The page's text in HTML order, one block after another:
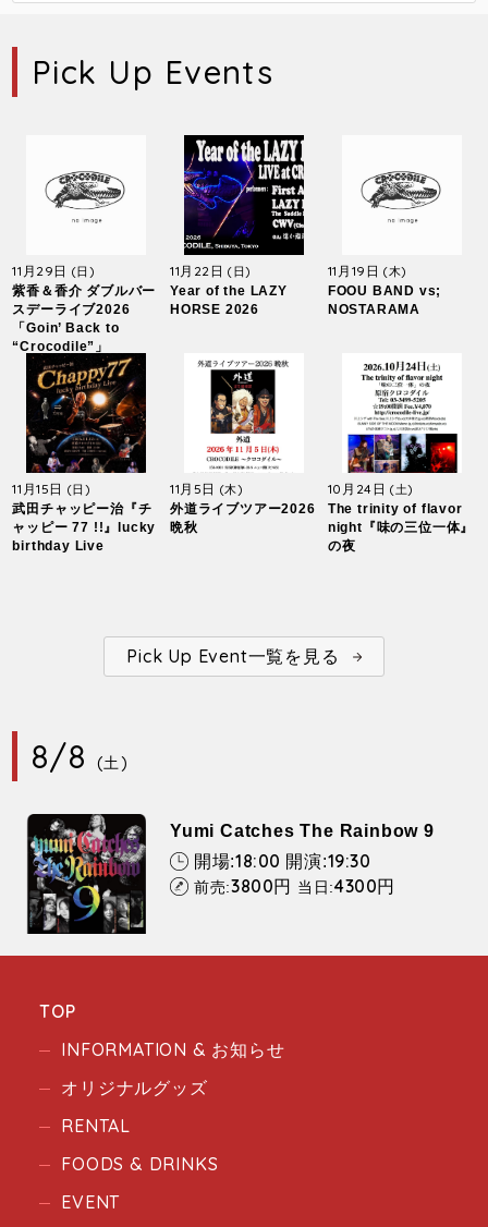
Pick Up Events
11月29日 (日)
紫香＆香介 ダブルバー
スデーライブ2026
「Goin’ Back to
“Crocodile”」
11月22日(日)
Year of the LAZY
HORSE 2026
11月19日 (木)
FOOU BAND vs;
NOSTARAMA
11月15日 (日)
武田チャッピー治『チ
ャッピー 77 !!』lucky
birthday Live
11月5日 (木)
外道ライブツアー2026
晩秋
10月24日 (土)
The trinity of flavor
night『味の三位一体』
の夜
Pick Up Event一覧を見る
8/8 (土)
Yumi Catches The Rainbow 9
開場:18:00 開演:19:30
前売:3800円 当日:4300円
TOP
INFORMATION & お知らせ
オリジナルグッズ
RENTAL
FOODS & DRINKS
EVENT